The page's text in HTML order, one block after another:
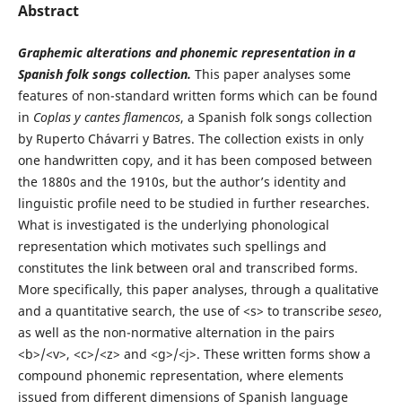
Abstract
Graphemic alterations and phonemic representation in a
Spanish folk songs collection. This paper analyses some
features of non-standard written forms which can be found
in Coplas y cantes flamencos, a Spanish folk songs collection
by Ruperto Chávarri y Batres. The collection exists in only
one handwritten copy, and it has been composed between
the 1880s and the 1910s, but the author’s identity and
linguistic profile need to be studied in further researches.
What is investigated is the underlying phonological
representation which motivates such spellings and
constitutes the link between oral and transcribed forms.
More specifically, this paper analyses, through a qualitative
and a quantitative search, the use of <s> to transcribe seseo,
as well as the non-normative alternation in the pairs
<b>/<v>, <c>/<z> and <g>/<j>. These written forms show a
compound phonemic representation, where elements
issued from different dimensions of Spanish language